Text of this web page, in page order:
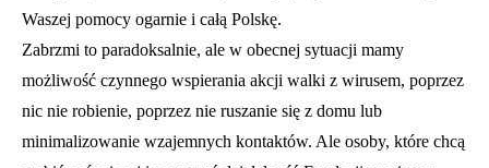
Waszej pomocy ogarnie i całą Polskę.
Zabrzmi to paradoksalnie, ale w obecnej sytuacji mamy
możliwość czynnego wspierania akcji walki z wirusem, poprzez
nic nie robienie, poprzez nie ruszanie się z domu lub
minimalizowanie wzajemnych kontaktów. Ale osoby, które chcą